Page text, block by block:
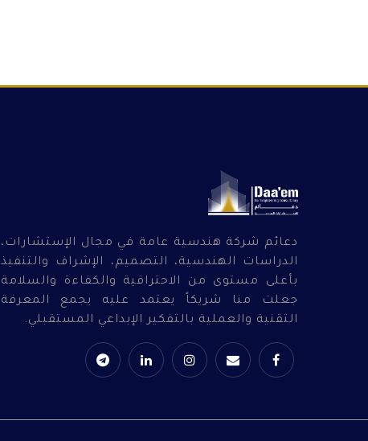
دعائم شركة هندسية عامة في مجال الإستشارات،
الدراسات الهندسية، التصميم، الإشراف والتنفيذ
بأعلى مستوى من الاحترافية والكفاءة والسلامة
جعلت منا شريكاً يعتمد عليه يجمع المعرفة
التقنية والعملية بالتفكير الإبداعي المستقبلي.